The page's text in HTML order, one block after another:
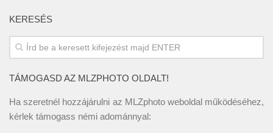
KERESÉS
TÁMOGASD AZ MLZPHOTO OLDALT!
Ha szeretnél hozzájárulni az MLZphoto weboldal működéséhez,
kérlek támogass némi adománnyal: